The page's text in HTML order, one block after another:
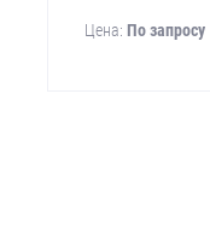
Цена: По запросу